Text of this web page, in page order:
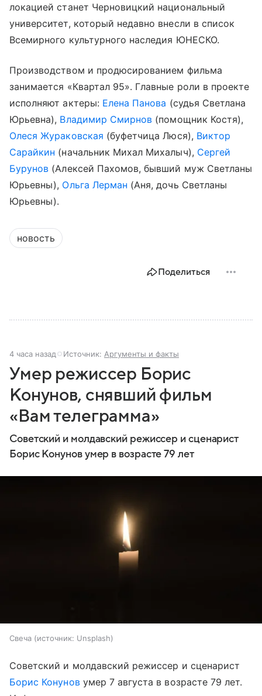
локацией станет Черновицкий национальный
университет, который недавно внесли в список
Всемирного культурного наследия ЮНЕСКО.
Производством и продюсированием фильма
занимается «Квартал 95». Главные роли в проекте
исполняют актеры: Елена Панова (судья Светлана
Юрьевна), Владимир Смирнов (помощник Костя),
Олеся Жураковская (буфетчица Люся), Виктор
Сарайкин (начальник Михал Михалыч), Сергей
Бурунов (Алексей Пахомов, бывший муж Светланы
Юрьевны), Ольга Лерман (Аня, дочь Светланы
Юрьевны).
новость
Поделиться
4 часа назад Источник: Аргументы и факты
Умер режиссер Борис
Конунов, снявший фильм
«Вам телеграмма»
Советский и молдавский режиссер и сценарист
Борис Конунов умер в возрасте 79 лет
Свеча источник: Unsplash
Советский и молдавский режиссер и сценарист
Борис Конуновумер 7 августа в возрасте 79 лет.